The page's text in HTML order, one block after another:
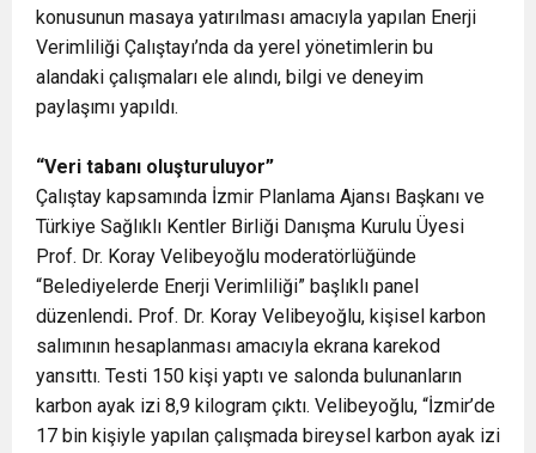
konusunun masaya yatırılması amacıyla yapılan Enerji
Verimliliği Çalıştayı’nda da yerel yönetimlerin bu
alandaki çalışmaları ele alındı, bilgi ve deneyim
paylaşımı yapıldı.
“Veri tabanı oluşturuluyor”
Çalıştay kapsamında İzmir Planlama Ajansı Başkanı ve
Türkiye Sağlıklı Kentler Birliği Danışma Kurulu Üyesi
Prof. Dr. Koray Velibeyoğlu moderatörlüğünde
“Belediyelerde Enerji Verimliliği” başlıklı panel
düzenlendi. Prof. Dr. Koray Velibeyoğlu, kişisel karbon
salımının hesaplanması amacıyla ekrana karekod
yansıttı. Testi 150 kişi yaptı ve salonda bulunanların
karbon ayak izi 8,9 kilogram çıktı. Velibeyoğlu, “İzmir’de
17 bin kişiyle yapılan çalışmada bireysel karbon ayak izi